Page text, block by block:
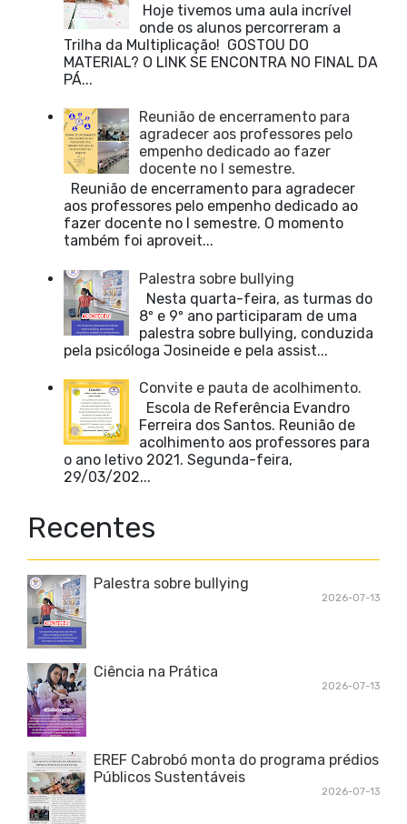
Hoje tivemos uma aula incrível
onde os alunos percorreram a
Trilha da Multiplicação! GOSTOU DO
MATERIAL? O LINK SE ENCONTRA NO FINAL DA
PÁ...
Reunião de encerramento para
agradecer aos professores pelo
empenho dedicado ao fazer
docente no I semestre.
Reunião de encerramento para agradecer
aos professores pelo empenho dedicado ao
fazer docente no I semestre. O momento
também foi aproveit...
Palestra sobre bullying
Nesta quarta-feira, as turmas do
8º e 9º ano participaram de uma
palestra sobre bullying, conduzida
pela psicóloga Josineide e pela assist...
Convite e pauta de acolhimento.
Escola de Referência Evandro
Ferreira dos Santos. Reunião de
acolhimento aos professores para
o ano letivo 2021. Segunda-feira,
29/03/202...
Recentes
Palestra sobre bullying
2026-07-13
Ciência na Prática
2026-07-13
EREF Cabrobó monta do programa prédios
Públicos Sustentáveis
2026-07-13